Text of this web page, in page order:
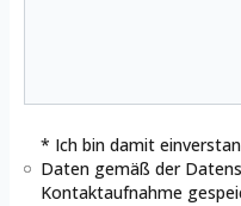
* Ich bin damit
Daten gemäß der
Kontaktaufnahme